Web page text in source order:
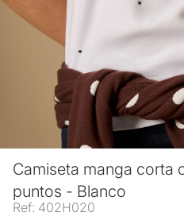
Camiseta manga corta
puntos - Blanco
Ref: 402H020